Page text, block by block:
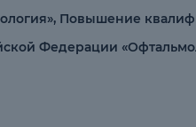
Повышение
Федерации